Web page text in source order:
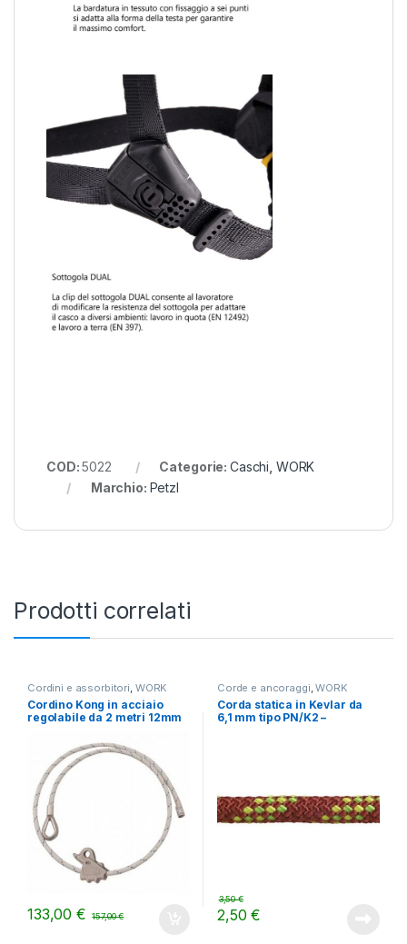
COD:5022 Categorie: Caschi WORK
Marchio: Petzl
Prodotti correlati
Cordini e assorbitori, WORK
Cordino Kong in acciaio
regolabile da 2 metri 12mm
133,00€ 157,00€
Corde e ancoraggi,WORK
Corda statica in Kevlar da
6,1 mm tipo PN/K2 –
2,50€
3,50€